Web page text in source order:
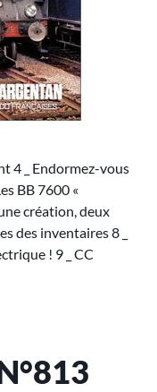
4 _ Endormez-vous
BB 7600 «
création, deux
des inventaires 8 _
! 9 _ CC